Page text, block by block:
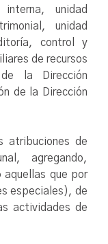
unidad
unidad
control y
de recursos
la Dirección
de la Dirección
atribuciones de
agregando,
aquellas que por
especiales), de
actividades de